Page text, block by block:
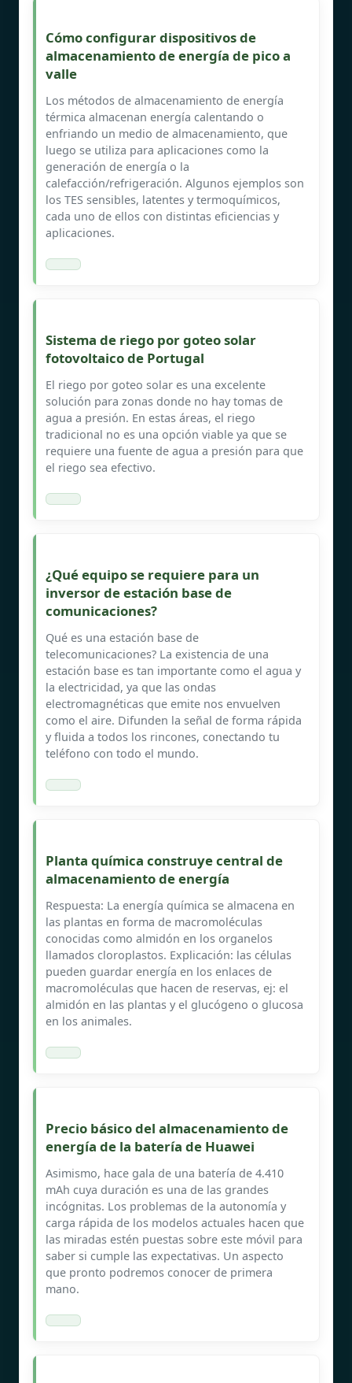
Cómo configurar dispositivos de
almacenamiento de energía de pico a
valle
Los métodos de almacenamiento de energía
térmica almacenan energía calentando o
enfriando un medio de almacenamiento, que
luego se utiliza para aplicaciones como la
generación de energía o la
calefacción/refrigeración. Algunos ejemplos son
los TES sensibles, latentes y termoquímicos,
cada uno de ellos con distintas eficiencias y
aplicaciones.
Sistema de riego por goteo solar
fotovoltaico de Portugal
El riego por goteo solar es una excelente
solución para zonas donde no hay tomas de
agua a presión. En estas áreas, el riego
tradicional no es una opción viable ya que se
requiere una fuente de agua a presión para que
el riego sea efectivo.
¿Qué equipo se requiere para un
inversor de estación base de
comunicaciones?
Qué es una estación base de
telecomunicaciones? La existencia de una
estación base es tan importante como el agua y
la electricidad, ya que las ondas
electromagnéticas que emite nos envuelven
como el aire. Difunden la señal de forma rápida
y fluida a todos los rincones, conectando tu
teléfono con todo el mundo.
Planta química construye central de
almacenamiento de energía
Respuesta: La energía química se almacena en
las plantas en forma de macromoléculas
conocidas como almidón en los organelos
llamados cloroplastos. Explicación: las células
pueden guardar energía en los enlaces de
macromoléculas que hacen de reservas, ej: el
almidón en las plantas y el glucógeno o glucosa
en los animales.
Precio básico del almacenamiento de
energía de la batería de Huawei
Asimismo, hace gala de una batería de 4.410
mAh cuya duración es una de las grandes
incógnitas. Los problemas de la autonomía y
carga rápida de los modelos actuales hacen que
las miradas estén puestas sobre este móvil para
saber si cumple las expectativas. Un aspecto
que pronto podremos conocer de primera
mano.